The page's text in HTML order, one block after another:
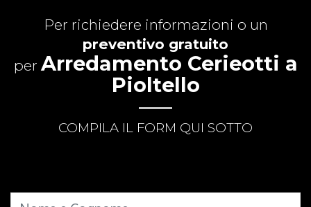
Per richiedere informazioni o un
preventivo gratuito
per Arredamento Cerieotti a
Pioltello
COMPILA IL FORM QUI SOTTO